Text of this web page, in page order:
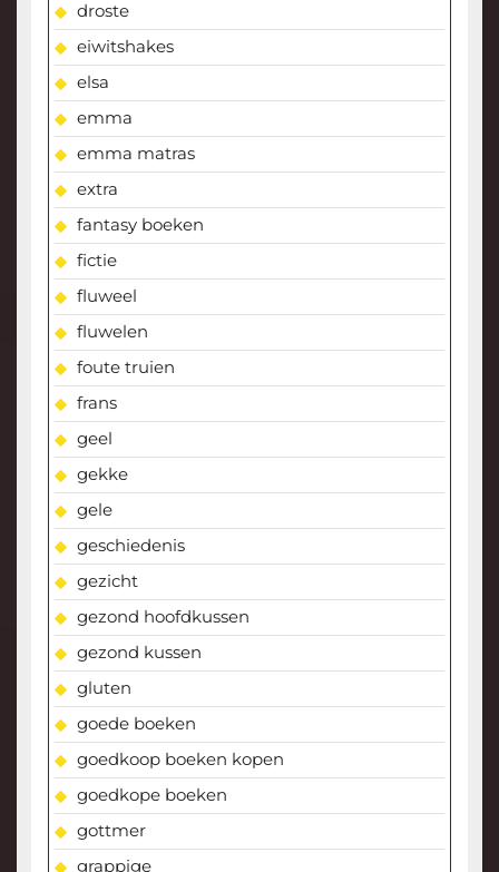
droste
eiwitshakes
elsa
emma
emma matras
extra
fantasy boeken
fictie
fluweel
fluwelen
foute truien
frans
geel
gekke
gele
geschiedenis
gezicht
gezond hoofdkussen
gezond kussen
gluten
goede boeken
goedkoop boeken kopen
goedkope boeken
gottmer
grappige